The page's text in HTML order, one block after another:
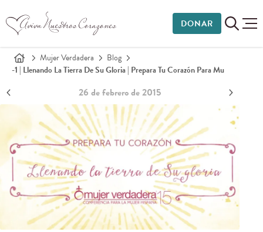
DONAR
Mujer Verdadera
Blog
-1 | Llenando La Tierra De Su Gloria | Prepara Tu Corazón Para Mu
26 de febrero de 2015